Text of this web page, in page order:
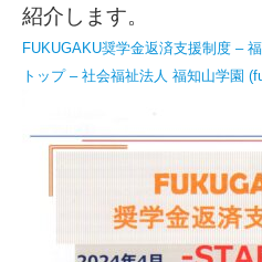
紹介します。
FUKUGAKU奨学金返済支援制度 –
トップ – 社会福祉法人 福知山学園